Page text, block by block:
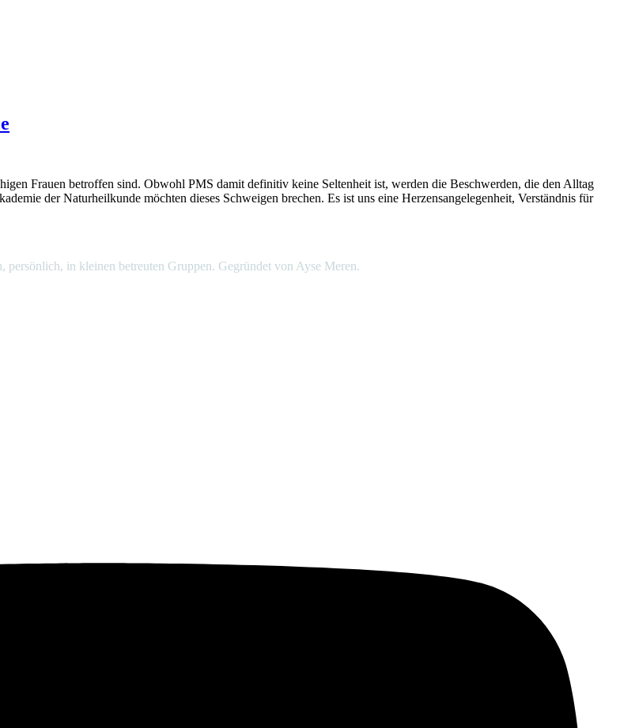
Frauen betroffen sind. Obwohl PMS damit definitiv keine Seltenheit ist, werden die Beschwerden, die den Alltag
der Naturheilkunde möchten dieses Schweigen brechen. Es ist uns eine Herzensangelegenheit, Verständnis für
in kleinen betreuten Gruppen. Gegründet von Ayse Meren.